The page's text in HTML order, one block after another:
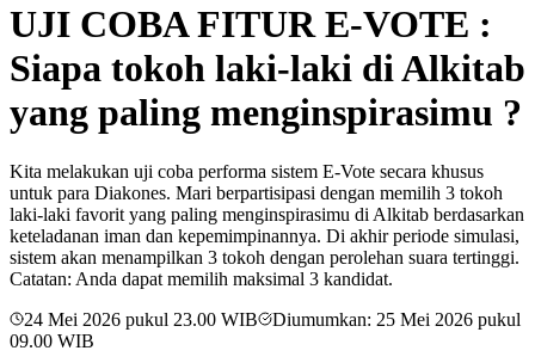
UJI COBA FITUR E-VOTE :
Siapa tokoh laki-laki di Alkitab
yang paling menginspirasimu ?
Kita melakukan uji coba performa sistem E-Vote secara khusus
untuk para Diakones. Mari berpartisipasi dengan memilih 3 tokoh
laki-laki favorit yang paling menginspirasimu di Alkitab berdasarkan
keteladanan iman dan kepemimpinannya. Di akhir periode simulasi,
sistem akan menampilkan 3 tokoh dengan perolehan suara tertinggi.
Catatan: Anda dapat memilih maksimal 3 kandidat.
24 Mei 2026 pukul 23.00 WIB Diumumkan: 25 Mei 2026 pukul
09.00 WIB